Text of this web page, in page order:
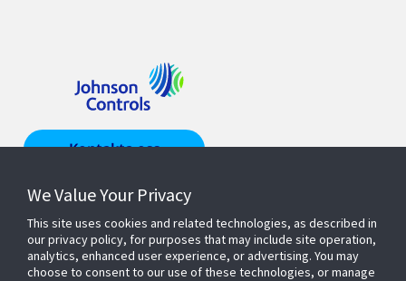
Kontakta oss
Hitta en
representant
We Value Your Privacy
This site uses cookies and related technologies, as described in
our privacy policy, for purposes that may include site operation,
analytics, enhanced user experience, or advertising. You may
choose to consent to our use of these technologies, or manage